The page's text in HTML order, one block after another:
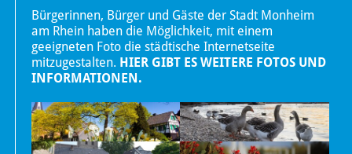
Bürgerinnen, Bürger und Gäste der Stadt Monheim
am Rhein haben die Möglichkeit, mit einem
geeigneten Foto die städtische Internetseite
mitzugestalten. HIER GIBT ES WEITERE FOTOS UND
INFORMATIONEN.